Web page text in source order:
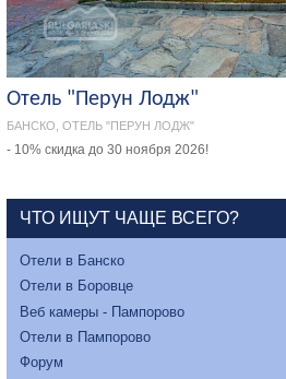
Отель "Перун Лодж"
БАНСКО, ОТЕЛЬ "ПЕРУН ЛОДЖ"
- 10% скидка до 30 ноября 2026!
ЧТО ИЩУТ ЧАЩЕ ВСЕГО?
Отели в Банско
Отели в Боровце
Веб камеры - Пампорово
Отели в Пампорово
Форум